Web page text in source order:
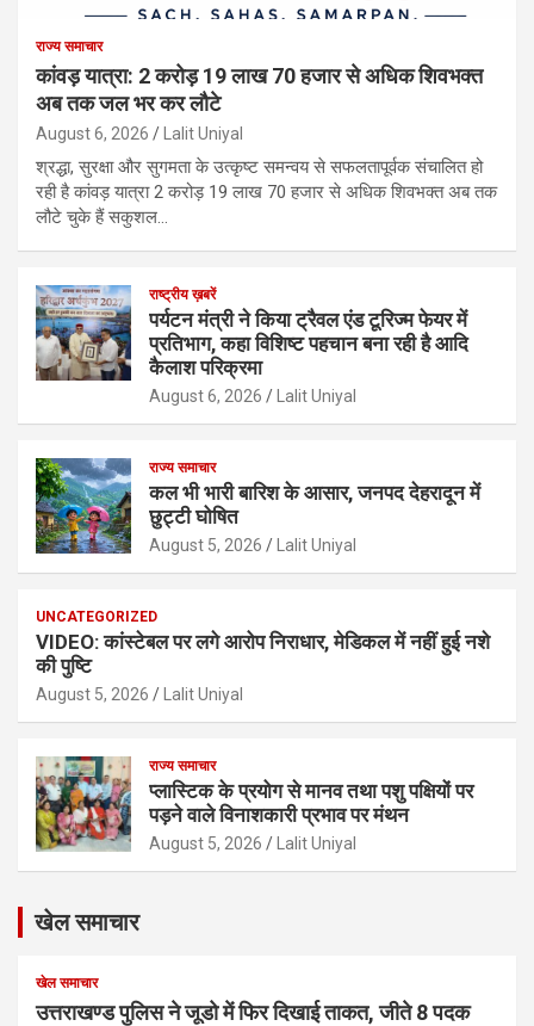
राज्य समाचार
कांवड़ यात्रा: 2 करोड़ 19 लाख 70 हजार से अधिक शिवभक्त
अब तक जल भर कर लौटे
August 6, 2026 Lalit Uniyal
श्रद्धा, सुरक्षा और सुगमता के उत्कृष्ट समन्वय से सफलतापूर्वक संचालित हो
रही है कांवड़ यात्रा 2 करोड़ 19 लाख 70 हजार से अधिक शिवभक्त अब तक
लौटे चुके हैं सकुशल…
राष्ट्रीय ख़बरें
पर्यटन मंत्री ने किया ट्रैवल एंड टूरिज्म फेयर में
प्रतिभाग, कहा विशिष्ट पहचान बना रही है आदि
कैलाश परिक्रमा
August 6, 2026 Lalit Uniyal
राज्य समाचार
कल भी भारी बारिश के आसार, जनपद देहरादून में
छुट्टी घोषित
August 5, 2026 Lalit Uniyal
UNCATEGORIZED
VIDEO: कांस्टेबल पर लगे आरोप निराधार, मेडिकल में नहीं हुई नशे
की पुष्टि
August 5, 2026 Lalit Uniyal
राज्य समाचार
प्लास्टिक के प्रयोग से मानव तथा पशु पक्षियों पर
पड़ने वाले विनाशकारी प्रभाव पर मंथन
August 5, 2026 Lalit Uniyal
खेल समाचार
खेल समाचार
उत्तराखण्ड पुलिस ने जूडो में फिर दिखाई ताकत, जीते 8 पदक